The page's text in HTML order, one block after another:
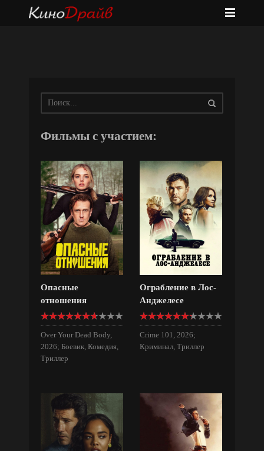
Фильмы с участием:
Опасные
отношения
Over Your Dead Body,
2026; Боевик, Комедия,
Триллер
Ограбление в Лос-
Анджелесе
Crime 101, 2026;
Криминал, Триллер